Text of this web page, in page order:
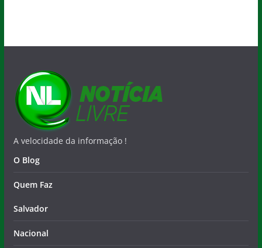
A velocidade da informação !
O Blog
Quem Faz
Salvador
Nacional